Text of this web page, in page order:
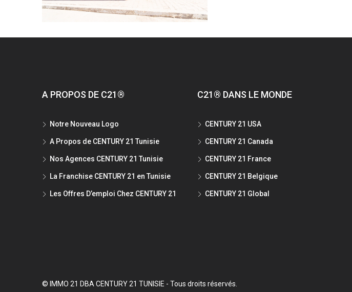
A PROPOS DE C21®
Notre Nouveau Logo
A Propos de CENTURY 21 Tunisie
Nos Agences CENTURY 21 Tunisie
La Franchise CENTURY 21 en Tunisie
Les Offres D’emploi Chez CENTURY 21
C21® DANS LE MONDE
CENTURY 21 USA
CENTURY 21 Canada
CENTURY 21 France
CENTURY 21 Belgique
CENTURY 21 Global
© IMMO 21 DBA CENTURY 21 TUNISIE - Tous droits réservés.